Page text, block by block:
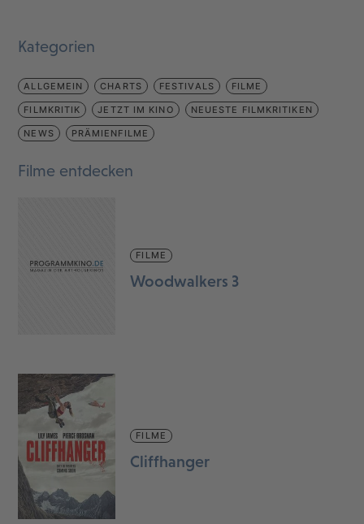
Kategorien
ALLGEMEIN CHARTS FESTIVALS FILME
FILMKRITIK JETZT IM KINO NEUESTE FILMKRITIKEN
NEWS PRÄMIENFILME
Filme entdecken
FILME
Woodwalkers 3
FILME
Cliffhanger